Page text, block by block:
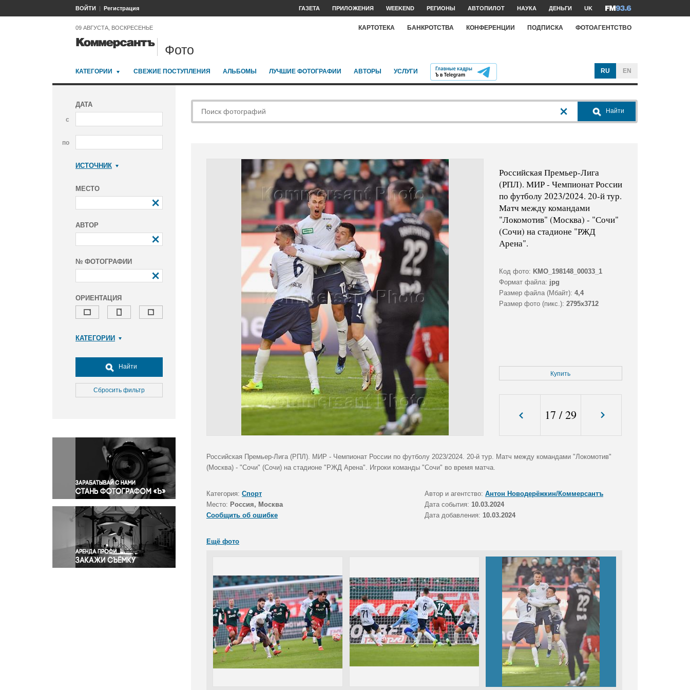
ВОЙТИ Регистрация ГАЗЕТА ПРИЛОЖЕНИЯ WEEKEND РЕГИОНЫ АВТОПИЛОТ НАУКА ДЕНЬГИ UK
09 АВГУСТА, ВОСКРЕСЕНЬЕ КАРТОТЕКА БАНКРОТСТВА КОНФЕРЕНЦИИ ПОДПИСКА ФОТОАГЕНТСТВО
Фото
КАТЕГОРИИ СВЕЖИЕ ПОСТУПЛЕНИЯ АЛЬБОМЫ ЛУЧШИЕ ФОТОГРАФИИ АВТОРЫ УСЛУГИ RU EN
ДАТА
с
по
ИСТОЧНИК
МЕСТО
АВТОР
№ ФОТОГРАФИИ
ОРИЕНТАЦИЯ
КАТЕГОРИИ
Досуг, туризм и отдых
Культура
Медицина
Окружающая среда
Политика
Правосудие
Происшествия и конфликты
Религия
Светская жизнь
Спорт
Экология
Экономика и бизнес
Найти
Сбросить фильтр
Найти
Российская Премьер-Лига
(РПЛ). МИР - Чемпионат России
по футболу 2023/2024. 20-й тур.
Матч между командами
"Локомотив" (Москва) - "Сочи"
(Сочи) на стадионе "РЖД
Арена".
Код фото: KMO_198148_00033_1
Формат файла: jpg
Размер файла (Мбайт): 4,4
Размер фото (пикс.): 2795x3712
Купить
17 /29
Российская Премьер-Лига (РПЛ). МИР - Чемпионат России по футболу 2023/2024. 20-й тур. Матч между командами "Локомотив"
(Москва) - "Сочи" (Сочи) на стадионе "РЖД Арена". Игроки команды "Сочи" во время матча.
Категория: Спорт Автор и агентство: Антон Новодерёжкин/Коммерсантъ
Место: Россия, Москва Дата события: 10.03.2024
Сообщить об ошибке
Дата добавления: 10.03.2024
Ещё фото